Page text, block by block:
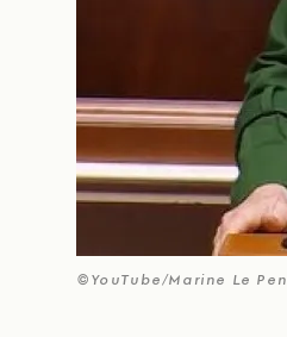
©YouTube/Marine Le Pen